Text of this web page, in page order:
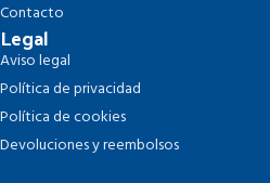
Contacto
Legal
Aviso legal
Política de privacidad
Política de cookies
Devoluciones y reembolsos